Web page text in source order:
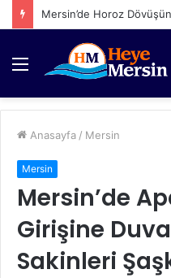
Mersin’de Horoz
Menü
Anasayfa / Mersin
Mersin
Mersin’de
Girişine
Sakinleri